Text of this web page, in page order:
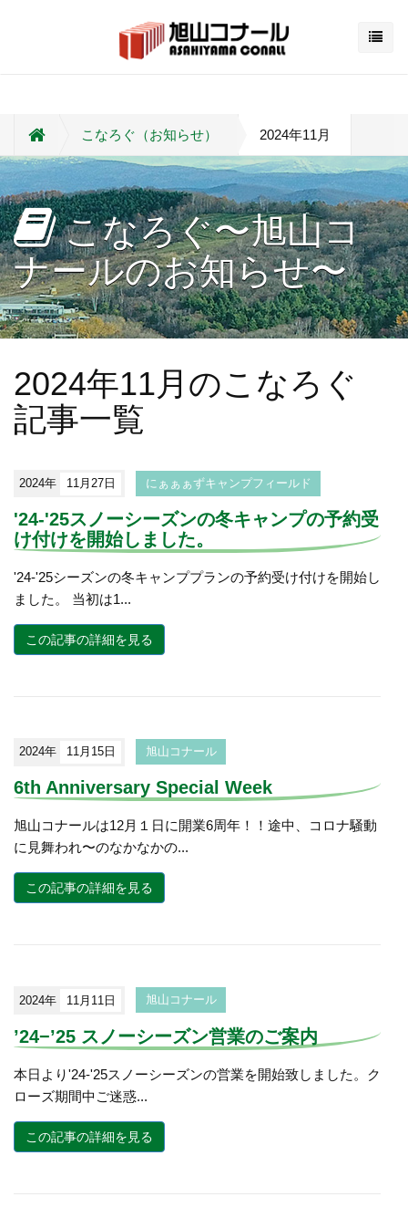
こなろぐ（お知らせ） 2024年11月
こなろぐ〜旭山コ
ナールのお知らせ〜
2024年11月のこなろぐ
記事一覧
2024年 11月27日 にぁぁぁずキャンプフィールド
'24-'25スノーシーズンの冬キャンプの予約受
け付けを開始しました。
'24-'25シーズンの冬キャンププランの予約受け付けを開始し
ました。 当初は1...
この記事の詳細を見る
2024年 11月15日 旭山コナール
6th Anniversary Special Week
旭山コナールは12月１日に開業6周年！！途中、コロナ騒動
に見舞われ〜のなかなかの...
この記事の詳細を見る
2024年 11月11日 旭山コナール
’24−’25 スノーシーズン営業のご案内
本日より'24-'25スノーシーズンの営業を開始致しました。ク
ローズ期間中ご迷惑...
この記事の詳細を見る